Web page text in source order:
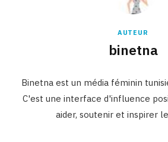
AUTEUR
binetna
Binetna est un média féminin
C'est une interface d'influence
aider, soutenir et inspirer